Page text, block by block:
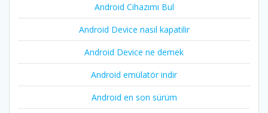
Android Cihazımı Bul
Android Device nasıl kapatilir
Android Device ne demek
Android emülatör indir
Android en son sürüm